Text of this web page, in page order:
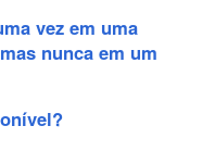
vez em uma
nunca em um